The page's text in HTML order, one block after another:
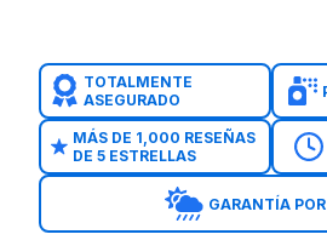
TOTALMENTE
ASEGURADO
MÁS DE 1,000 RESEÑAS
DE 5 ESTRELLAS
GARANTÍA